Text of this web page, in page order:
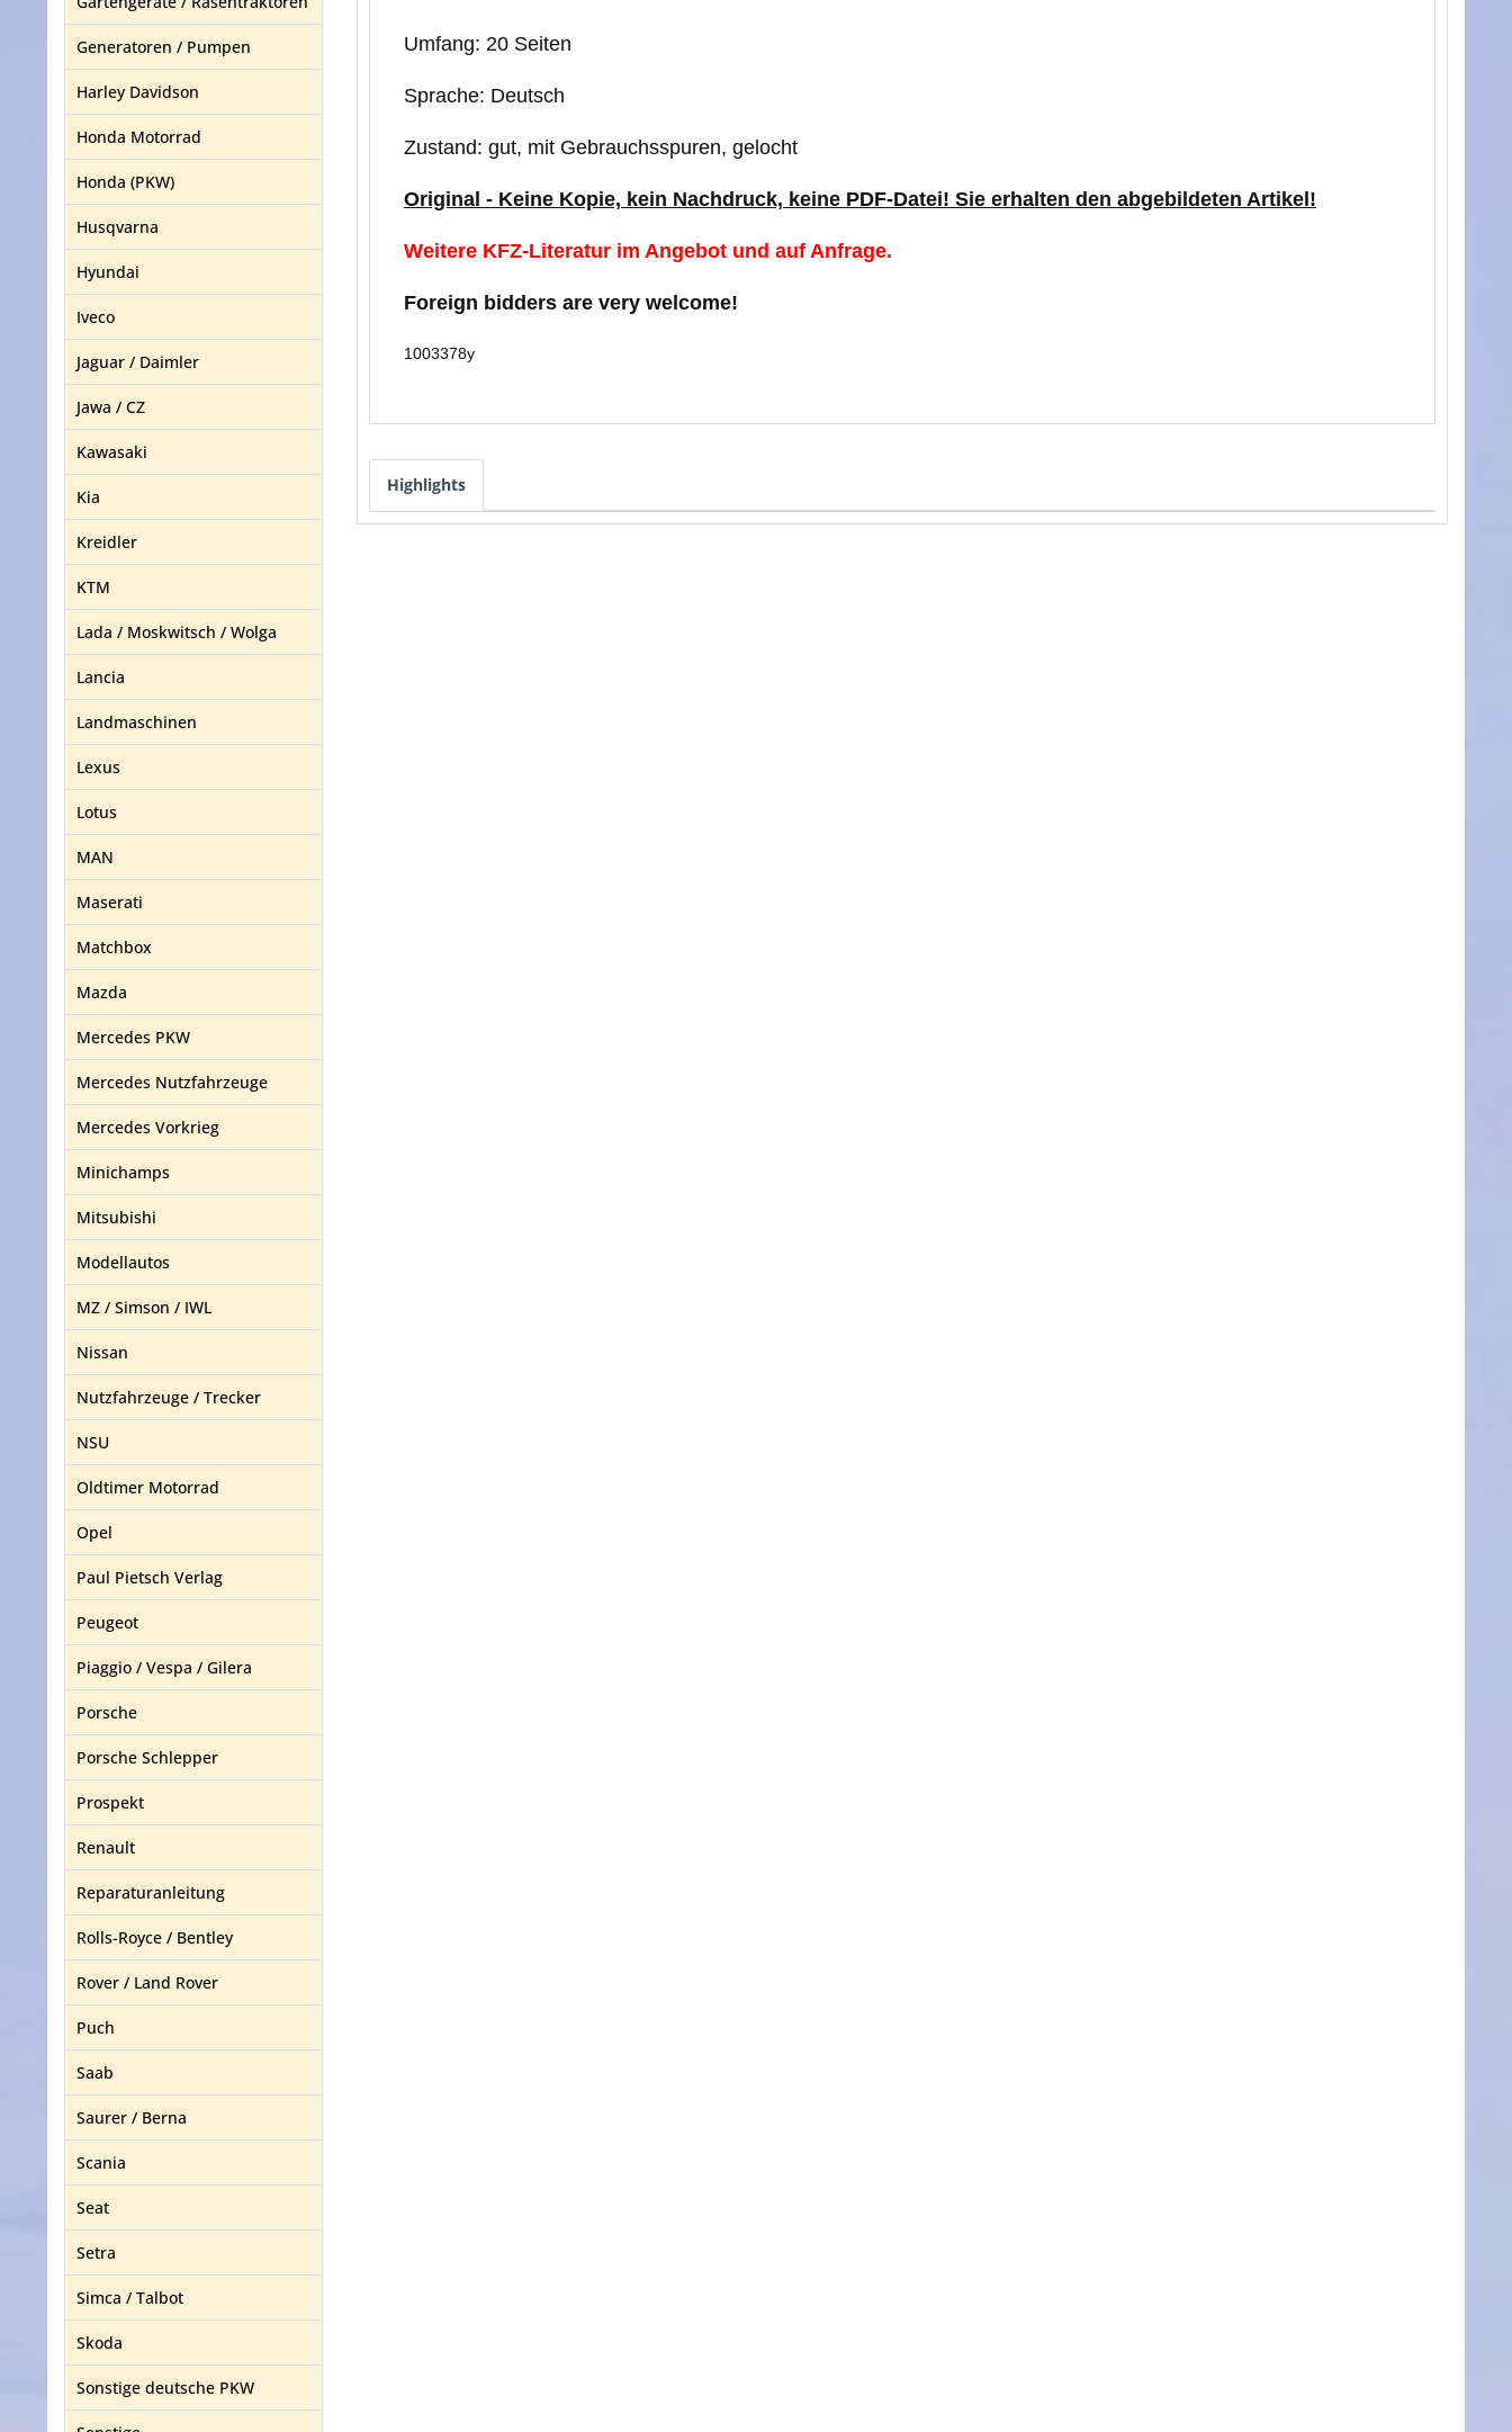
Generatoren / Pumpen
Harley Davidson
Honda Motorrad
Honda (PKW)
Husqvarna
Hyundai
Iveco
Jaguar / Daimler
Jawa / CZ
Kawasaki
Kia
Kreidler
KTM
Lada / Moskwitsch / Wolga
Lancia
Landmaschinen
Lexus
Lotus
MAN
Maserati
Matchbox
Mazda
Mercedes PKW
Mercedes Nutzfahrzeuge
Mercedes Vorkrieg
Minichamps
Mitsubishi
Modellautos
MZ / Simson / IWL
Nissan
Nutzfahrzeuge / Trecker
NSU
Oldtimer Motorrad
Opel
Paul Pietsch Verlag
Peugeot
Piaggio / Vespa / Gilera
Porsche
Porsche Schlepper
Prospekt
Renault
Reparaturanleitung
Rolls-Royce / Bentley
Rover / Land Rover
Puch
Saab
Saurer / Berna
Scania
Seat
Setra
Simca / Talbot
Skoda
Sonstige deutsche PKW
Umfang: 20 Seiten
Sprache: Deutsch
Zustand: gut, mit Gebrauchsspuren, gelocht
Original - Keine Kopie, kein Nachdruck, keine PDF-Datei! Sie erhalten den abgebildeten Artikel!
Weitere KFZ-Literatur im Angebot und auf Anfrage.
Foreign bidders are very welcome!
1003378y
Highlights